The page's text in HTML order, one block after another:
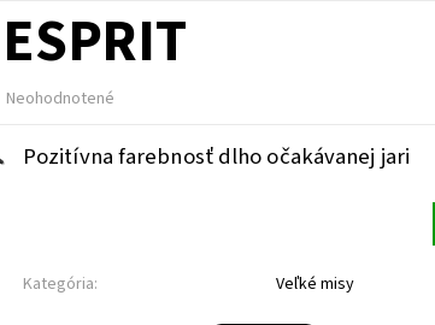
Neohodnotené
Pozitívna farebnosť dlho očakávanej jari
Kategória: Veľké misy